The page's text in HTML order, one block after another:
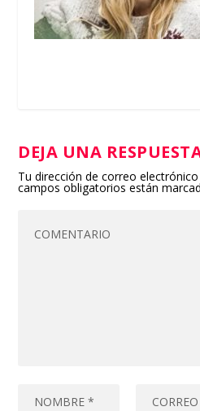
DEJA UNA
Tu dirección de correo
campos obligatorios están